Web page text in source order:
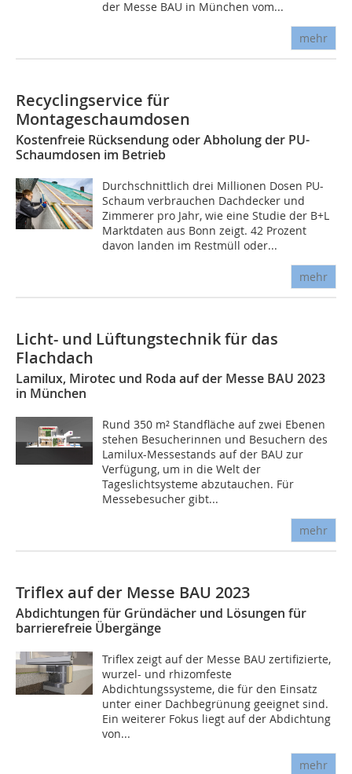
der Messe BAU in München vom...
mehr
Recyclingservice für
Montageschaumdosen
Kostenfreie Rücksendung oder Abholung der PU-
Schaumdosen im Betrieb
Durchschnittlich drei Millionen Dosen PU-
Schaum verbrauchen Dachdecker und
Zimmerer pro Jahr, wie eine Studie der B+L
Marktdaten aus Bonn zeigt. 42 Prozent
davon landen im Restmüll oder...
mehr
Licht- und Lüftungstechnik für das
Flachdach
Lamilux, Mirotec und Roda auf der Messe BAU 2023
in München
Rund 350 m² Standfläche auf zwei Ebenen
stehen Besucherinnen und Besuchern des
Lamilux-Messestands auf der BAU zur
Verfügung, um in die Welt der
Tageslichtsysteme abzutauchen. Für
Messebesucher gibt...
mehr
Triflex auf der Messe BAU 2023
Abdichtungen für Gründächer und Lösungen für
barrierefreie Übergänge
Triflex zeigt auf der Messe BAU zertifizierte,
wurzel- und rhizomfeste
Abdichtungssysteme, die für den Einsatz
unter einer Dachbegrünung geeignet sind.
Ein weiterer Fokus liegt auf der Abdichtung
von...
mehr